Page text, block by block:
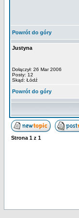
Powrót do góry
Justyna
Dołączył: 26 Mar 2006
Posty: 12
Skąd: Łódź
Powrót do góry
Strona 1 z 1